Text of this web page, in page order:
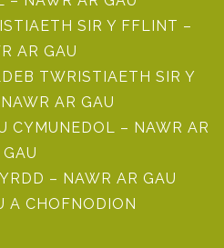
SIR Y FFLINT –
AR GAU
TWRISTIAETH SIR Y
AR GAU
CYMUNEDOL – NAWR AR
GAU
– NAWR AR GAU
A CHOFNODION